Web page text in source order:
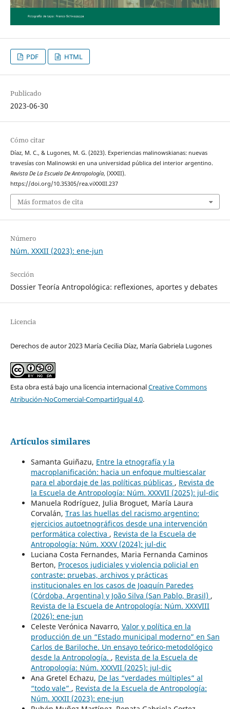
PDF HTML
Publicado
2023-06-30
Cómo citar
Díaz, M. C., & Lugones, M. G. (2023). Experiencias malinowskianas: nuevas
travesías con Malinowski en una universidad pública del interior argentino.
Revista De La Escuela De Antropología, (XXXII).
https://doi.org/10.35305/rea.viXXXII.237
Más formatos de cita
Número
Núm. XXXII (2023): ene-jun
Sección
Dossier Teoría Antropológica: reflexiones, aportes y debates
Licencia
Derechos de autor 2023 María Cecilia Díaz, María Gabriela Lugones
Esta obra está bajo una licencia internacionalCreative Commons
Atribución-NoComercial-CompartirIgual 4.0.
Artículos similares
Samanta Guiñazu, Entre la etnografía y la
macroplanificación: hacia un enfoque multiescalar
para el abordaje de las políticas públicas , Revista de
la Escuela de Antropología: Núm. XXXVII (2025): jul-dic
Manuela Rodríguez, Julia Broguet, María Laura
Corvalán, Tras las huellas del racismo argentino:
ejercicios autoetnográficos desde una intervención
performática colectiva , Revista de la Escuela de
Antropología: Núm. XXXV (2024): jul-dic
Luciana Costa Fernandes, Maria Fernanda Caminos
Berton, Procesos judiciales y violencia policial en
contraste: pruebas, archivos y prácticas
institucionales en los casos de Joaquín Paredes
(Córdoba, Argentina) y João Silva (San Pablo, Brasil) ,
Revista de la Escuela de Antropología: Núm. XXXVIII
(2026): ene-jun
Celeste Verónica Navarro, Valor y política en la
producción de un “Estado municipal moderno” en San
Carlos de Bariloche. Un ensayo teórico-metodológico
desde la Antropología. , Revista de la Escuela de
Antropología: Núm. XXXVII (2025): jul-dic
​Ana Gretel Echazu, De las “verdades múltiples” al
“todo vale” , Revista de la Escuela de Antropología:
Núm. XXXII (2023): ene-jun